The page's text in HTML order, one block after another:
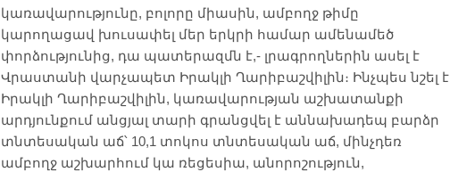
կառավարությունը, բոլորը միասին, ամբողջ թիմը
կարողացավ խուսափել մեր երկրի համար ամենամեծ
փորձությունից, դա պատերազմն է,- լրագրողներին ասել է
Վրաստանի վարչապետ Իրակլի Ղարիբաշվիլին։ Ինչպես նշել է
Իրակլի Ղարիբաշվիլին, կառավարության աշխատանքի
արդյունքում անցյալ տարի գրանցվել է աննախադեպ բարձր
տնտեսական աճ՝ 10,1 տոկոս տնտեսական աճ, մինչդեռ
ամբողջ աշխարհում կա ռեցեսիա, անորոշություն,